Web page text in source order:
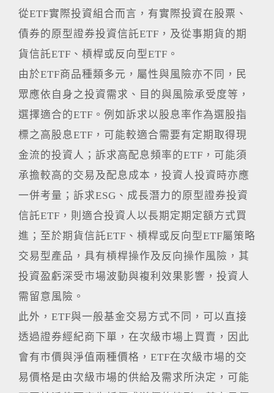
從ETF實際投資組合而言，有實際投資在股票、
債券的原型證券投資信託ETF，及從事期貨的期
貨信託ETF、槓桿或反向型ETF。
由於ETF商品種類多元，屬性與風險亦不同，民
眾應依自身之投資需求、目的與風險承受度等，
選擇適合的ETF。例如訴求以股息率作為選股指
標之高股息ETF，可能較適合需要有定期取得現
金流的投資人；訴求高配息頻率的ETF，可能須
承擔較高的交易及配息成本，投資人投資時亦應
一併考量；訴求ESG、成長潛力的原型證券投資
信託ETF，則適合投資人以長期定期定額方式買
進；至於期貨信託ETF、槓桿或反向型ETF屬策略
交易型產品，具有槓桿操作及反向操作風險，其
投資盈虧深受市場波動與複利效果影響，投資人
需留意風險。
此外，ETF與一般基金交易方式不同，可以直接
透過證券經紀商下單，在次級市場上買賣，因此
會有市價與淨值兩種價格，ETF在次級市場的交
易價格是由次級市場的供給及需求所決定，可能